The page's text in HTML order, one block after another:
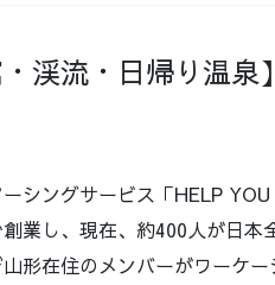
渓流・日帰り温
シングサービス「HELP
業し、現在、約400人が日
形在住のメンバーがワーケ